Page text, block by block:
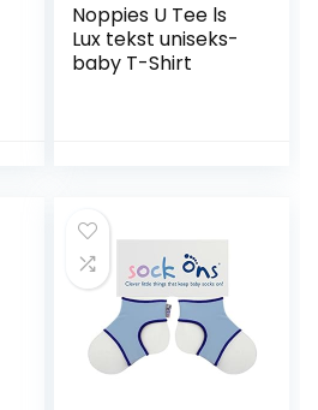
Noppies U Tee ls
Lux tekst uniseks-
baby T-Shirt